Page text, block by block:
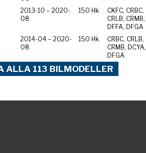
2013-10 – 2020-
08
150 Hk
CKFC, CRBC,
CRLB, CRMB,
DFFA, DFGA
2014-04 – 2020-
08
150 Hk
CRBC, CRLB,
CRMB, DCYA,
DFGA
ALLA 113 BILMODELLER